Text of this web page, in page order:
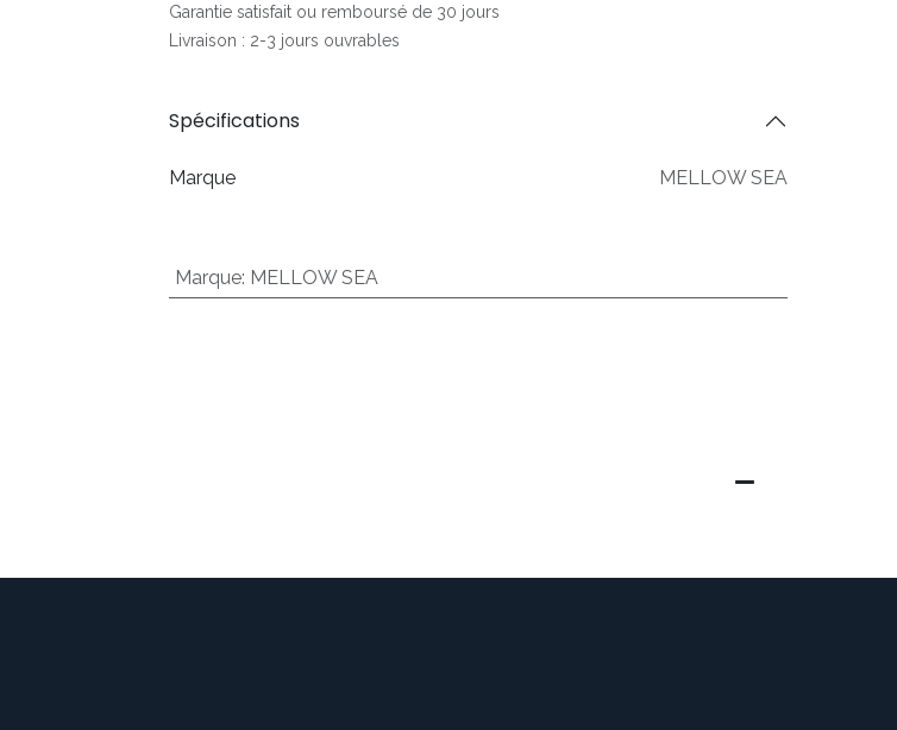
Garantie satisfait ou remboursé de 30 jours
Livraison : 2-3 jours ouvrables
Spécifications
Marque MELLOW SEA
Marque: MELLOW SEA